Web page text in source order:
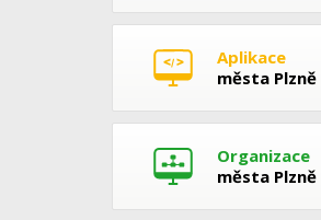
Aplikace
města Plzně
Organizace
města Plzně